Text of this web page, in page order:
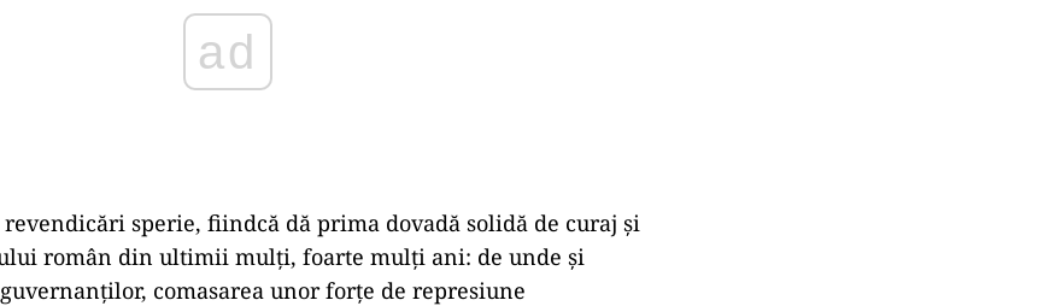
ad
revendicări sperie, fiindcă dă prima dovadă solidă de curaj și
român din ultimii mulți, foarte mulți ani: de unde și
comasarea unor forțe de represiune